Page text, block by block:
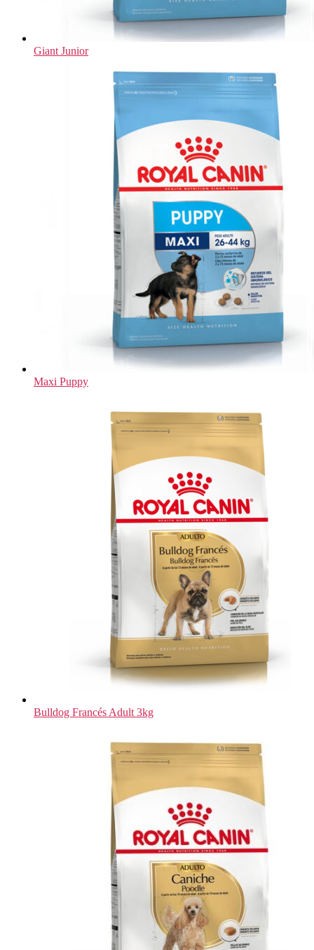
Giant Junior
Maxi Puppy
Bulldog Francés Adult 3kg